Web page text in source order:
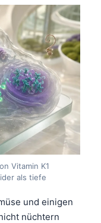
Vitamin K1
als tiefe
und einigen
nüchtern